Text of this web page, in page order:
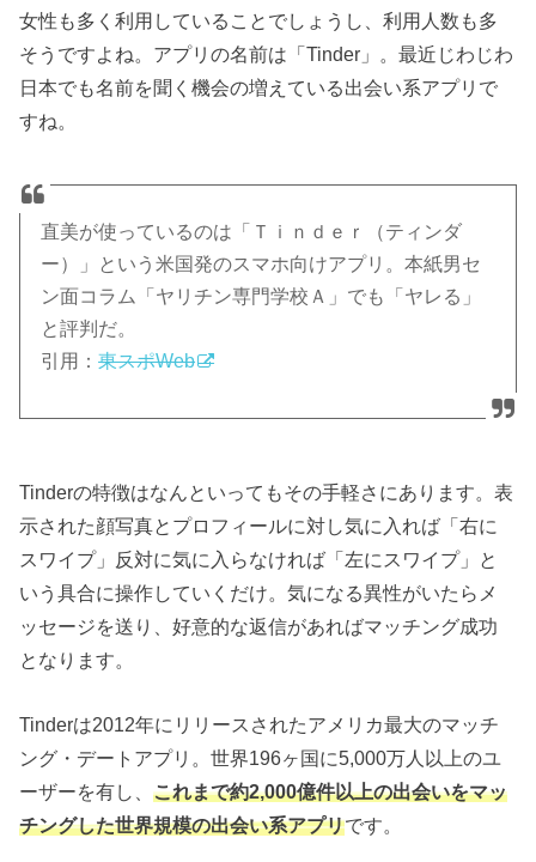
女性も多く利用していることでしょうし、利用人数も多
そうですよね。アプリの名前は「Tinder」。最近じわじわ
日本でも名前を聞く機会の増えている出会い系アプリで
すね。
直美が使っているのは「Ｔｉｎｄｅｒ（ティンダ
ー）」という米国発のスマホ向けアプリ。本紙男セ
ン面コラム「ヤリチン専門学校Ａ」でも「ヤレる」
と評判だ。
引用：東スポWeb
Tinderの特徴はなんといってもその手軽さにあります。表
示された顔写真とプロフィールに対し気に入れば「右に
スワイプ」反対に気に入らなければ「左にスワイプ」と
いう具合に操作していくだけ。気になる異性がいたらメ
ッセージを送り、好意的な返信があればマッチング成功
となります。
Tinderは2012年にリリースされたアメリカ最大のマッチ
ング・デートアプリ。世界196ヶ国に5,000万人以上のユ
ーザーを有し、これまで約2,000億件以上の出会いをマッ
チングした世界規模の出会い系アプリです。